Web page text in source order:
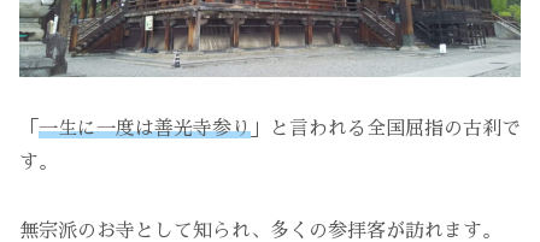
「 一生に一度は善光寺参り 」と言われる全国屈指の古刹で
す。
無宗派のお寺として知られ、多くの参拝客が訪れます。